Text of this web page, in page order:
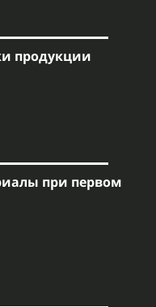
продукции
при первом